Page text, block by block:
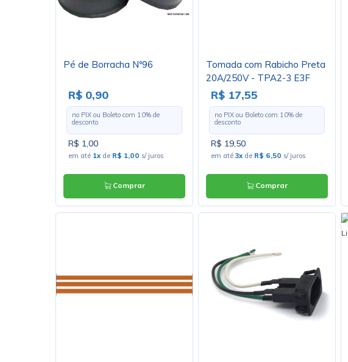
Pé de Borracha Nº96
R$ 0,90
no PIX ou Boleto com 10% de
desconto
R$ 1,00
em até 1x de R$ 1,00 s/ juros
Comprar
Tomada com Rabicho Preta
20A/250V - TPA2-3 E3F
R$ 17,55
no PIX ou Boleto com 10% de
desconto
R$ 19,50
em até 3x de R$ 6,50 s/ juros
Comprar